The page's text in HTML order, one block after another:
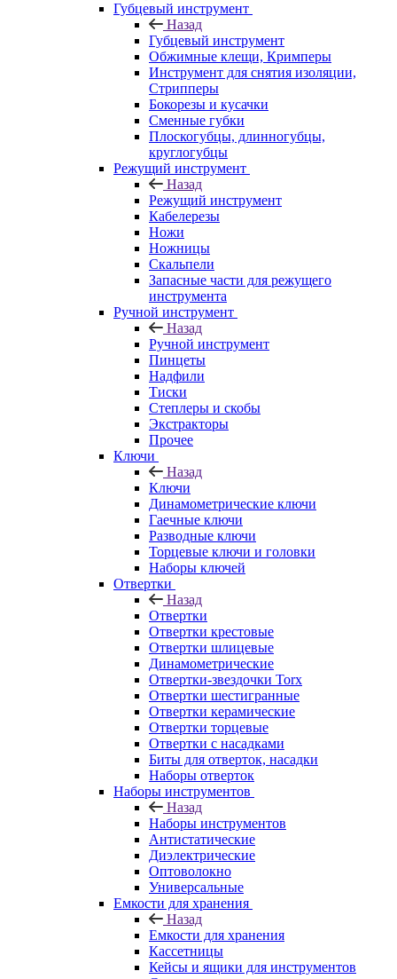
Губцевый инструмент
Назад
Губцевый инструмент
Обжимные клещи, Кримперы
Инструмент для снятия изоляции,
Стрипперы
Бокорезы и кусачки
Сменные губки
Плоскогубцы, длинногубцы,
круглогубцы
Режущий инструмент
Назад
Режущий инструмент
Кабелерезы
Ножи
Ножницы
Скальпели
Запасные части для режущего
инструмента
Ручной инструмент
Назад
Ручной инструмент
Пинцеты
Надфили
Тиски
Степлеры и скобы
Экстракторы
Прочее
Ключи
Назад
Ключи
Динамометрические ключи
Гаечные ключи
Разводные ключи
Торцевые ключи и головки
Наборы ключей
Отвертки
Назад
Отвертки
Отвертки крестовые
Отвертки шлицевые
Динамометрические
Отвертки-звездочки Torx
Отвертки шестигранные
Отвертки керамические
Отвертки торцевые
Отвертки с насадками
Биты для отверток, насадки
Наборы отверток
Наборы инструментов
Назад
Наборы инструментов
Антистатические
Диэлектрические
Оптоволокно
Универсальные
Емкости для хранения
Назад
Емкости для хранения
Кассетницы
Кейсы и ящики для инструментов